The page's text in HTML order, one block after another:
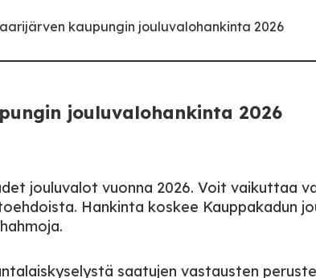
kaupungin jouluvalohankinta 2026
jouluvalohankinta 2026
jouluvalot vuonna 2026. Voit vaikuttaa
Hankinta koskee Kauppakadun
saatujen vastausten